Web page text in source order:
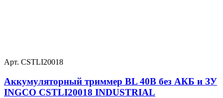
Арт. CSTLI20018
Аккумуляторный триммер BL 40В без АКБ и ЗУ
INGCO CSTLI20018 INDUSTRIAL